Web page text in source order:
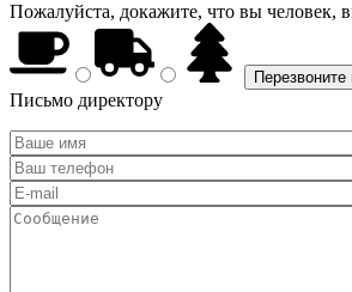
Пожалуйста, докажите, что вы человек,
Письмо директору